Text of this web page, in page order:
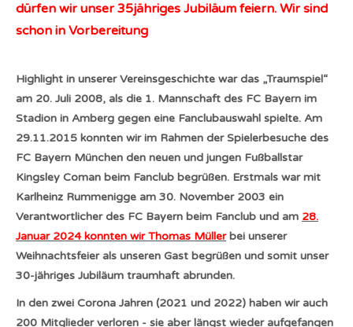
dürfen wir unser 35jähriges Jubiläum feiern. Wir sind
schon in Vorbereitung
Highlight in unserer Vereinsgeschichte war das „Traumspiel“
am 20. Juli 2008, als die 1. Mannschaft des FC Bayern im
Stadion in Amberg gegen eine Fanclubauswahl spielte. Am
29.11.2015 konnten wir im Rahmen der Spielerbesuche des
FC Bayern München den neuen und jungen Fußballstar
Kingsley Coman beim Fanclub begrüßen. Erstmals war mit
Karlheinz Rummenigge am 30. November 2003 ein
Verantwortlicher des FC Bayern beim Fanclub und am 28.
Januar 2024 konnten wir Thomas Müllerbei unserer
Weihnachtsfeier als unseren Gast begrüßen und somit unser
30-jähriges Jubiläum traumhaft abrunden.
In den zwei Corona Jahren (2021 und 2022) haben wir auch
200 Mitglieder verloren - sie aber längst wieder aufgefangen